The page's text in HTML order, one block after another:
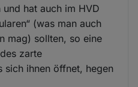
hat auch im HVD
(was man auch
mag) sollten, so eine
zarte
sich ihnen öffnet, hegen